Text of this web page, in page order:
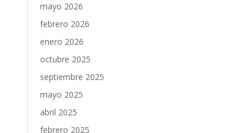
mayo 2026
febrero 2026
enero 2026
octubre 2025
septiembre 2025
mayo 2025
abril 2025
febrero 2025